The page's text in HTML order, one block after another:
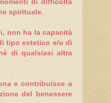
di difficoltà
spirituale.
non ha la capacità
tipo estetico e/o di
di qualsiasi altra
e contribuisce a
del benessere